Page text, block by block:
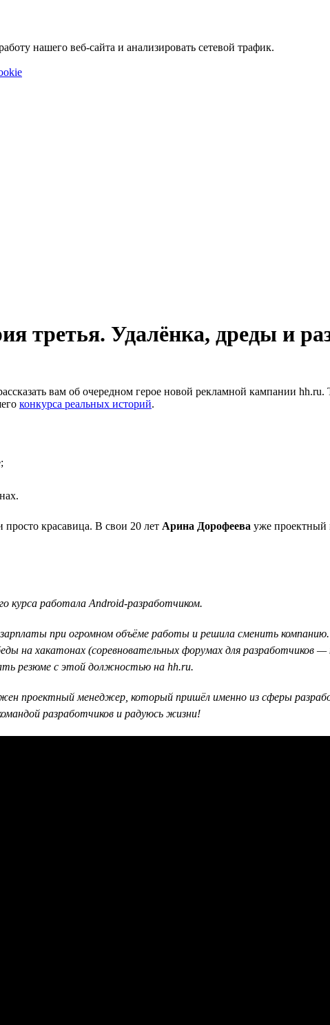
нашего веб-сайта и анализировать сетевой трафик.
третья. Удалёнка, дреды и
вам об очередном герое новой рекламной кампании
конкурса реальных историй.
красавица. В свои 20 лет Арина Дорофеева уже проектный
курса работала Android-разработчиком.
при огромном объёме работы и решила сменить
на хакатонах (соревновательных форумах для разработчиков
резюме с этой должностью на hh.ru.
проектный менеджер, который пришёл именно из сферы
разработчиков и радуюсь жизни!